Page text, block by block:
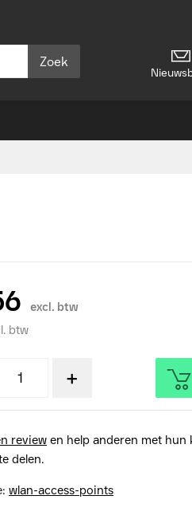
Zoek
excl. btw
btw
+
review en help anderen met hun
delen.
wlan-access-points